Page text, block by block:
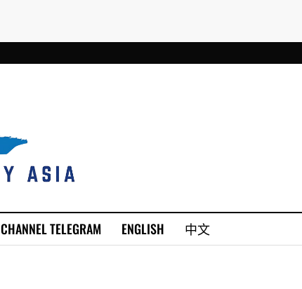
CHANNEL TELEGRAM ENGLISH 中文